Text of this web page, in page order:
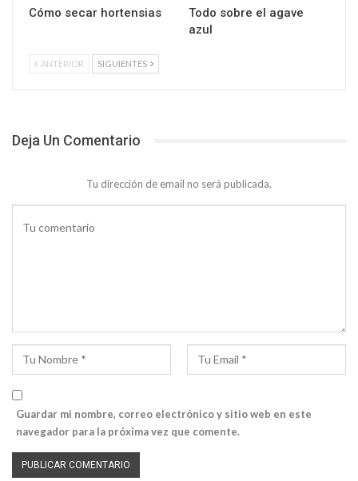
Cómo secar hortensias
Todo sobre el agave
azul
ANTERIOR SIGUIENTES
Deja Un Comentario
Tu dirección de email no será publicada.
Guardar mi nombre, correo electrónico y sitio web en este
navegador para la próxima vez que comente.